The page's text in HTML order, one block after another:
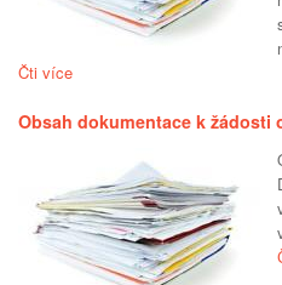
Čti více
Obsah dokumentace k